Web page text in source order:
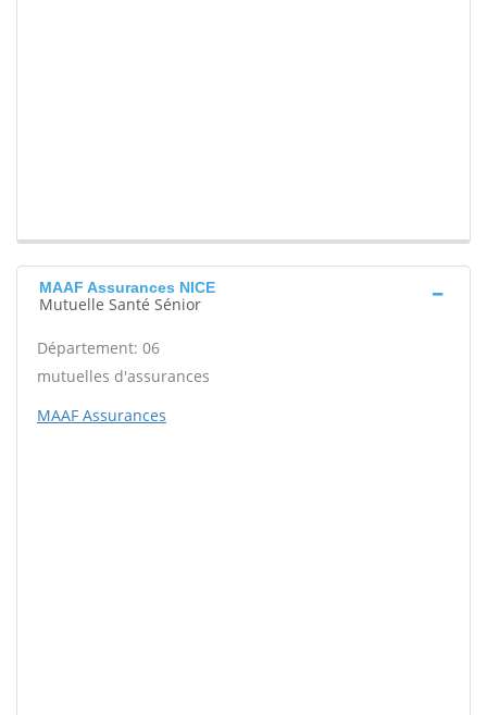
MAAF Assurances NICE
Mutuelle Santé Sénior
Département: 06
mutuelles d'assurances
MAAF Assurances